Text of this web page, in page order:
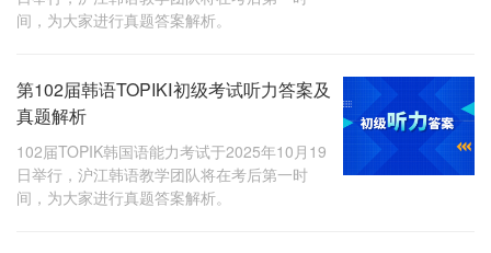
间，为大家进行真题答案解析。
第102届韩语TOPIKⅠ初级考试听力答案及
真题解析
102届TOPIK韩国语能力考试于2025年10月19
日举行，沪江韩语教学团队将在考后第一时
间，为大家进行真题答案解析。